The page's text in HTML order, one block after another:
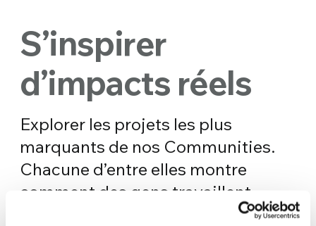
S’inspirer
d’impacts réels
Explorer les projets les plus
marquants de nos Communities.
Chacune d’entre elles montre
comment des gens travaillent
ensemble, par-delà cultures et